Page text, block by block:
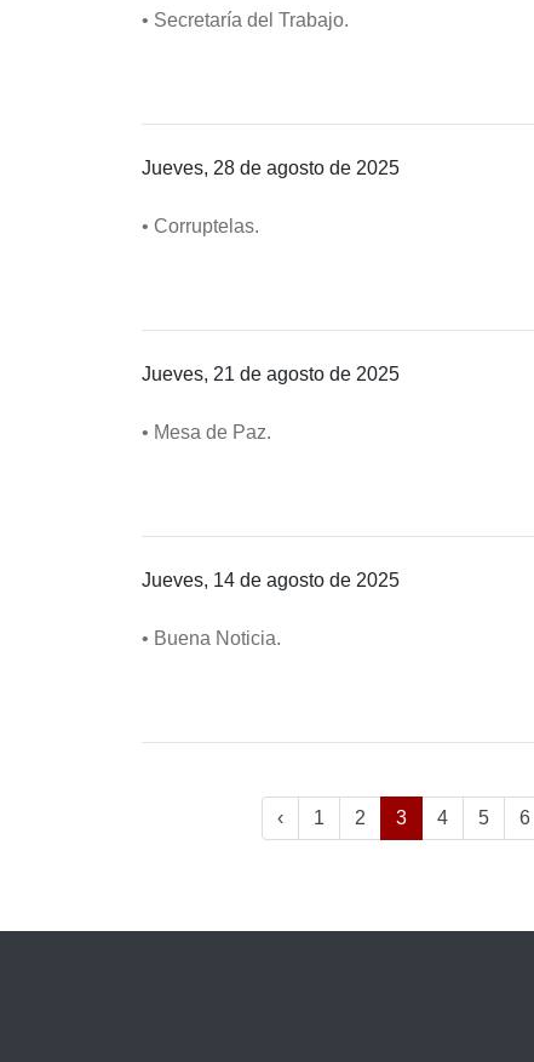
• Secretaría del Trabajo.
Jueves, 28 de agosto de 2025
• Corruptelas.
Jueves, 21 de agosto de 2025
• Mesa de Paz.
Jueves, 14 de agosto de 2025
• Buena Noticia.
‹ 1 2 3 4 5 6